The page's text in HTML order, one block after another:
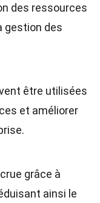
des ressources
gestion des
être utilisées
et améliorer
grâce à
ainsi le